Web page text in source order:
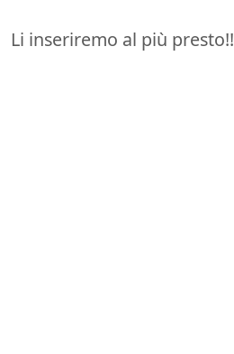
Li inseriremo al più presto!!